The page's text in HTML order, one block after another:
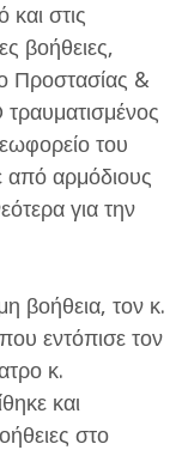
στις
βοήθειες,
Προστασίας &
του
αρμόδιους
για την
βοήθεια, τον κ.
εντόπισε τον
κ.
και
στο